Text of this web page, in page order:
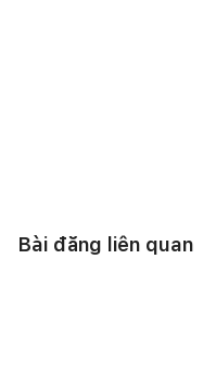
Bài đăng liên quan